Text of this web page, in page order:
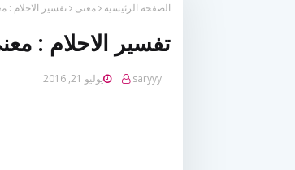
الصفحة الرئيسية معنى تفسير الاحلام :
تفسير الاحلام :
saryyy يوليو 21, 2016